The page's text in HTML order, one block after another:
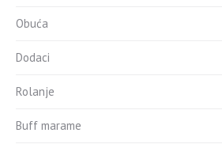
Obuća
Dodaci
Rolanje
Buff marame